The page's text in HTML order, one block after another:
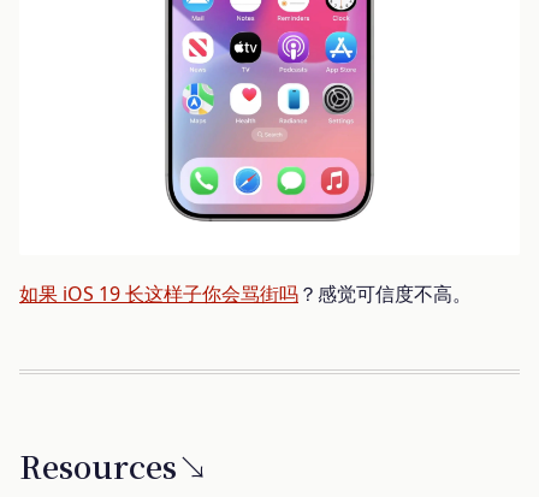
如果 iOS 19 长这样子你会骂街吗？感觉可信度不高。
Resources↘